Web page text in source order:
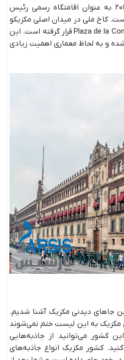
حساب می‌آید که از سال ۲۰۱۸ به عنوان اقامتگاه رسمی رئیس
کاخ ملی در میدان اصلی مکزیکو
سیتی، Plaza de la Constitución (El Zócalo) قرار گرفته است. این
و به لحاظ معماری اهمیت زیادی
جاهای دیدنی مکزیک آشنا شدیم.
مکزیک به این لیست ختم نمی‌شوند
کشور می‌توانید از جاذبه‌هایی
کشور مکزیک انواع جاذبه‌های